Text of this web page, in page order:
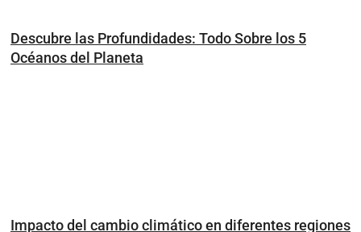
Descubre las Profundidades: Todo Sobre los 5
Océanos del Planeta
Impacto del cambio climático en diferentes regiones